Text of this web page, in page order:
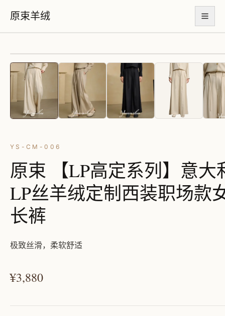
原束羊绒
首页
产品系列
品牌故事
联系我们
YS-CM-006
原束 【LP高定系列】意大
LP丝羊绒定制西装职场款
长裤
极致丝滑，柔软舒适
¥3,880